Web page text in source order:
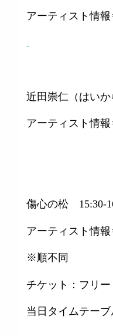
アーティスト情
近田崇仁（はいか
アーティスト情
傷心の松 15:30-
アーティスト
※順不同
チケット：フリー
当日タイムテーブ